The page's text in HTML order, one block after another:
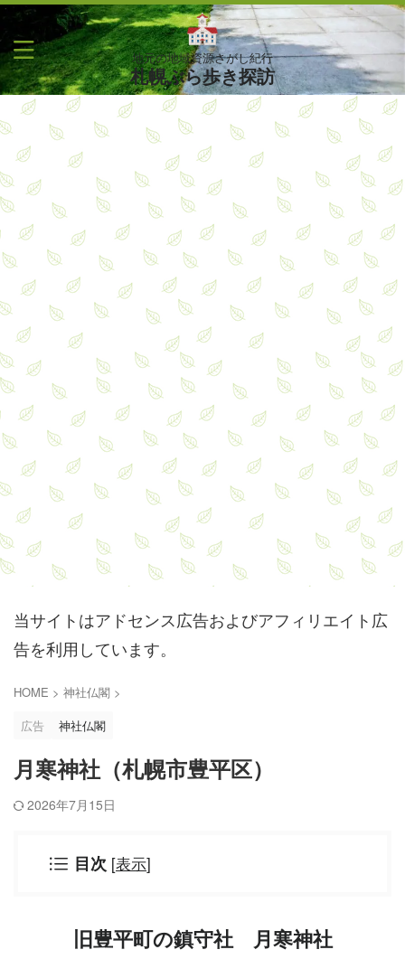
地元の地域資源さがし紀行
札幌ぶら歩き探訪
当サイトはアドセンス広告およびアフィリエイト広
告を利用しています。
HOME > 神社仏閣 >
広告
神社仏閣
月寒神社（札幌市豊平区）
2026年7月15日
目次 [表示]
旧豊平町の鎮守社 月寒神社